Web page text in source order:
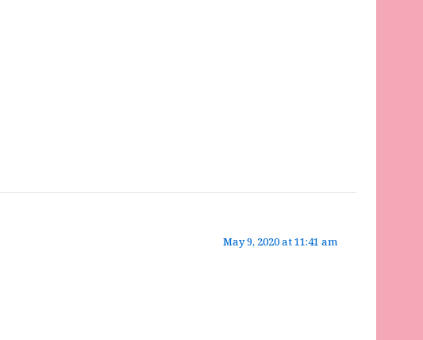
May 9, 2020 at 11:41 am